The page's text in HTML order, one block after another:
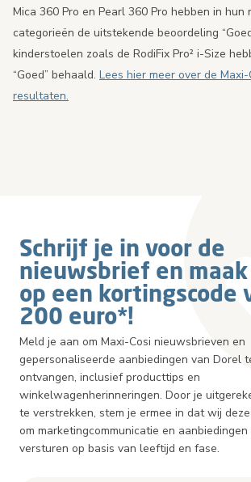
Mica 360 Pro en Pearl 360 Pro hebben in hun
categorieën de uitstekende beoordeling
kinderstoelen zoals de RodiFix Pro² i-Size
“Goed” behaald. Lees hier meer over de
resultaten.
Schrijf je in voor de
nieuwsbrief en maak
op een kortingscode
200 euro*!
Meld je aan om Maxi-Cosi nieuwsbrieven en
gepersonaliseerde aanbiedingen van Dorel
ontvangen, inclusief producttips en
winkelwagenherinneringen. Door je
te verstrekken, stem je ermee in dat wij
om marketingcommunicatie en aanbiedingen
versturen op basis van leeftijd en fase.